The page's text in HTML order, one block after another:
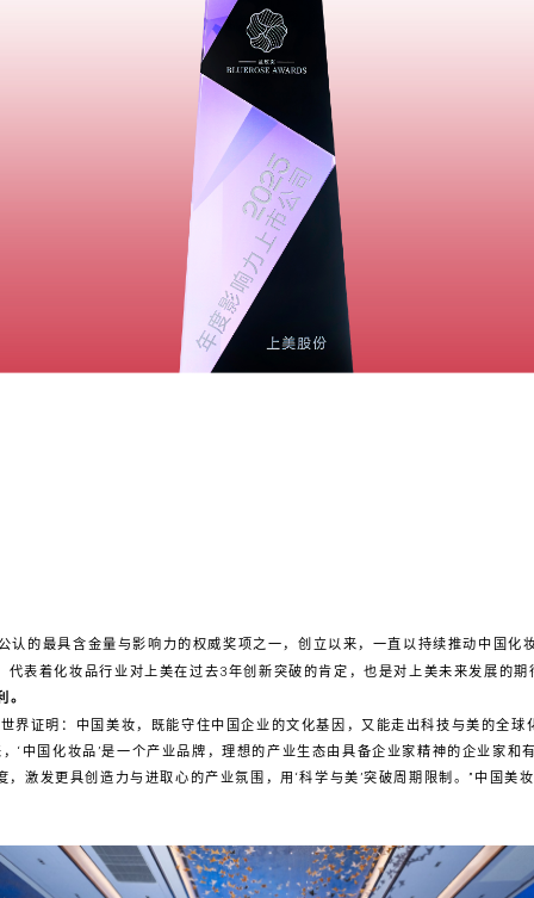
认的最具含金量与影响力的权威奖项之一，创立以来，一直以持续推动中国化
代表着化妆品行业对上美在过去3年创新突破的肯定，也是对上美未来发展的期
。
界证明：中国美妆，既能守住中国企业的文化基因，又能走出科技与美的全球
‘中国化妆品’是一个产业品牌，理想的产业生态由具备企业家精神的企业家和
，激发更具创造力与进取心的产业氛围，用‘科学与美’突破周期限制。”中国美